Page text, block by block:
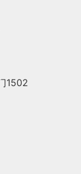
1502